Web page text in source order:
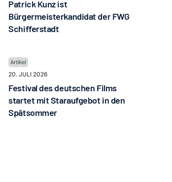
Patrick Kunz ist
Bürgermeisterkandidat der FWG
Schifferstadt
20. JULI 2026
Festival des deutschen Films
startet mit Staraufgebot in den
Spätsommer